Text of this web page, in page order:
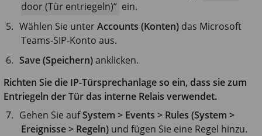
door (Tür entriegeln)
ein.
Wählen Sie unterAccounts (Konten) das Microsoft
Teams-SIP-Konto aus.
Save (Speichern)anklicken.
Richten Sie die IP-Türsprechanlage so ein, dass sie zum
Entriegeln der Tür das interne Relais verwendet.
Gehen Sie aufSystem > Events > Rules (System >
Ereignisse > Regeln) und fügen Sie eine Regel hinzu.